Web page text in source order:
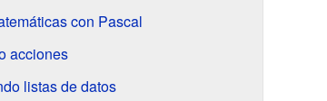
con Pascal
acciones
listas de datos